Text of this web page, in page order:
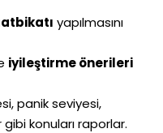
yapılmasını
iyileştirme önerileri
panik seviyesi,
gibi konuları raporlar.